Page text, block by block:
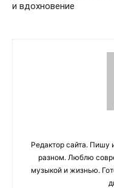
и вдохновение
Редактор сайта. Пишу
разном. Люблю
музыкой и жизнью.